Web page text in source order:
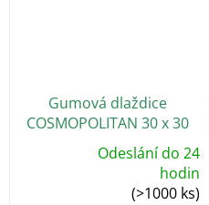
Gumová dlaždice
COSMOPOLITAN 30 x 30
cm, antracit
Odeslání do 24
hodin
(>1000 ks)